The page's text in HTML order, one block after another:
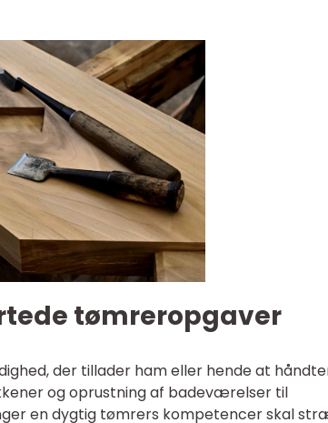
tømreropgaver
der tillader ham eller hende at
og oprustning af badeværelser til
en dygtig tømrers kompetencer skal